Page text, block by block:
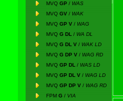
MVQ GP / WAS
MVQ GV / WAK
MVQ GP V / WAG
MVQ G DL / WA DL
MVQ G DL V / WAK LD
MVQ G DP V / WAG RD
MVQ GP DL / WAS LD
MVQ GP DL V / WAG LD
MVQ GP DP V / WAG RD
FPM G / VIA